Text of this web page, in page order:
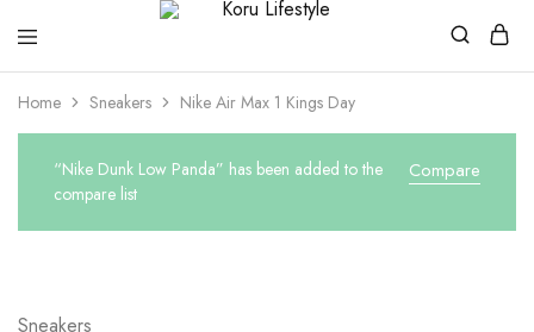
Koru
Lifestyle
Home Sneakers Nike Air Max 1 Kings Day
Compare
“Nike Dunk Low Panda” has been added to the
compare list
Sneakers